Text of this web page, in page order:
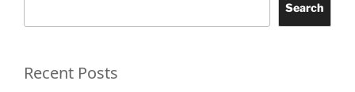
Search
Recent Posts